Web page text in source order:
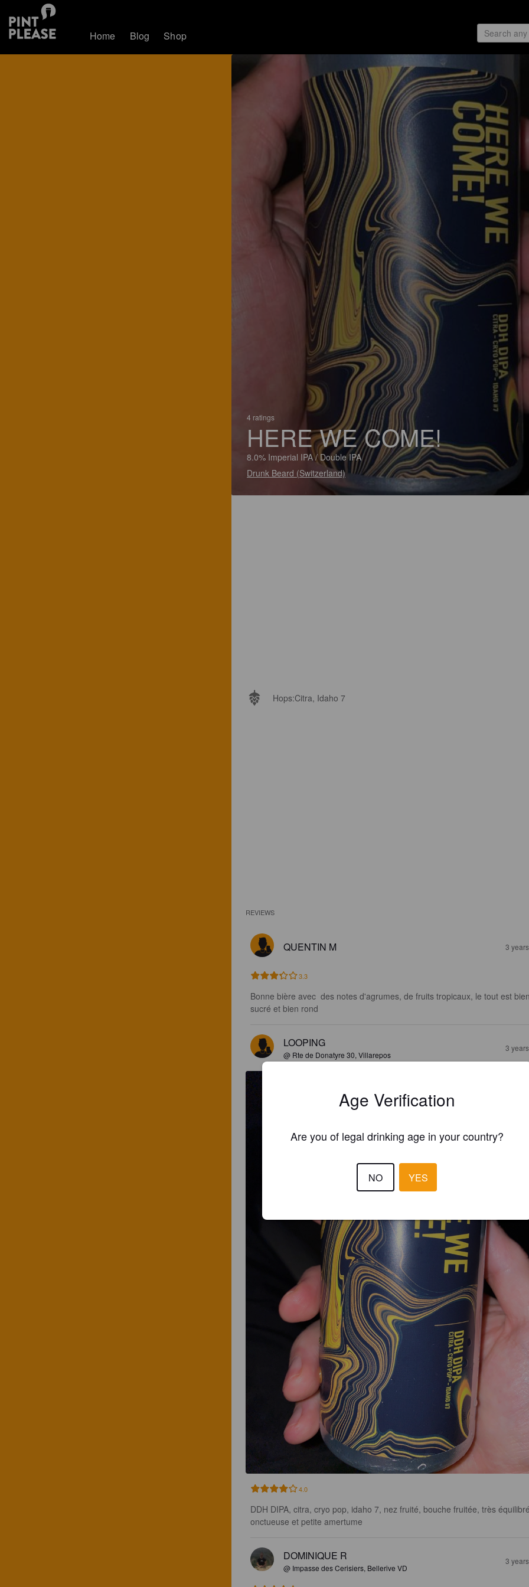
Home Blog Shop
4 ratings
HERE WE COME!
8.0% Imperial IPA / Double IPA
Drunk Beard (Switzerland)
Hops:Citra, Idaho 7
REVIEWS
QUENTIN M 3
3.3
Bonne bière avec  des notes d'agrumes, de fruits tropicaux, le tout est bien
sucré et bien rond
LOOPING
@ Rte de Donatyre 30, Villarepos
3
4.0
DDH DIPA, citra, cryo pop, idaho 7, nez fruité, bouche fruitée, très
onctueuse et petite amertume
DOMINIQUE R
@ Impasse des Cerisiers, Bellerive VD
3
Age Verification
Are you of legal drinking age in your country?
NO YES